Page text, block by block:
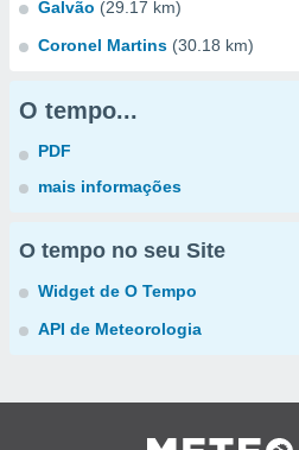
Galvão (29.17 km)
Coronel Martins (30.18 km)
O tempo...
PDF
mais informações
O tempo no seu Site
Widget de O Tempo
API de Meteorologia